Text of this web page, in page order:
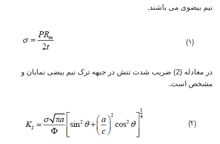
نیم بیضوی می باشند.
در معادله (2) ضریب شدت تنش در جبهه ترک نیم بیضی نمایان و
مشخص است.